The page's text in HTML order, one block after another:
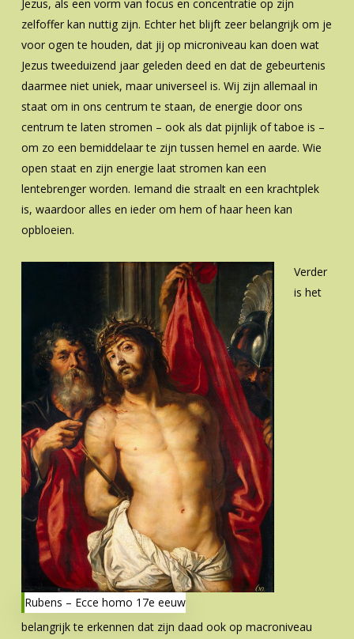
Jezus, als een vorm van focus en concentratie op zijn
zelfoffer kan nuttig zijn. Echter het blijft zeer belangrijk om je
voor ogen te houden, dat jij op microniveau kan doen wat
Jezus tweeduizend jaar geleden deed en dat de gebeurtenis
daarmee niet uniek, maar universeel is. Wij zijn allemaal in
staat om in ons centrum te staan, de energie door ons
centrum te laten stromen – ook als dat pijnlijk of taboe is –
om zo een bemiddelaar te zijn tussen hemel en aarde. Wie
open staat en zijn energie laat stromen kan een
lentebrenger worden. Iemand die straalt en een krachtplek
is, waardoor alles en ieder om hem of haar heen kan
opbloeien.
Rubens – Ecce homo 17e eeuw
Verder
is het
belangrijk te erkennen dat zijn daad ook op macroniveau